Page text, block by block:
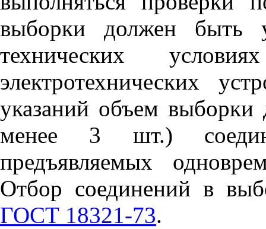
выборки должен быть
технических
электротехнических
указаний объем выборки
менее 3 шт.)
предъявляемых
Отбор соединений в
ГОСТ 18321-73.